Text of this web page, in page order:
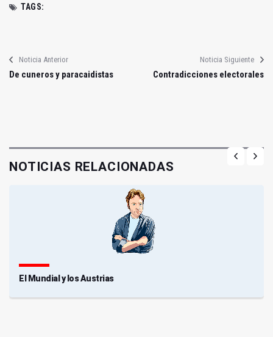
TAGS:
Noticia Anterior
De cuneros y paracaidistas
Noticia Siguiente
Contradicciones electorales
NOTICIAS RELACIONADAS
El Mundial y los Austrias